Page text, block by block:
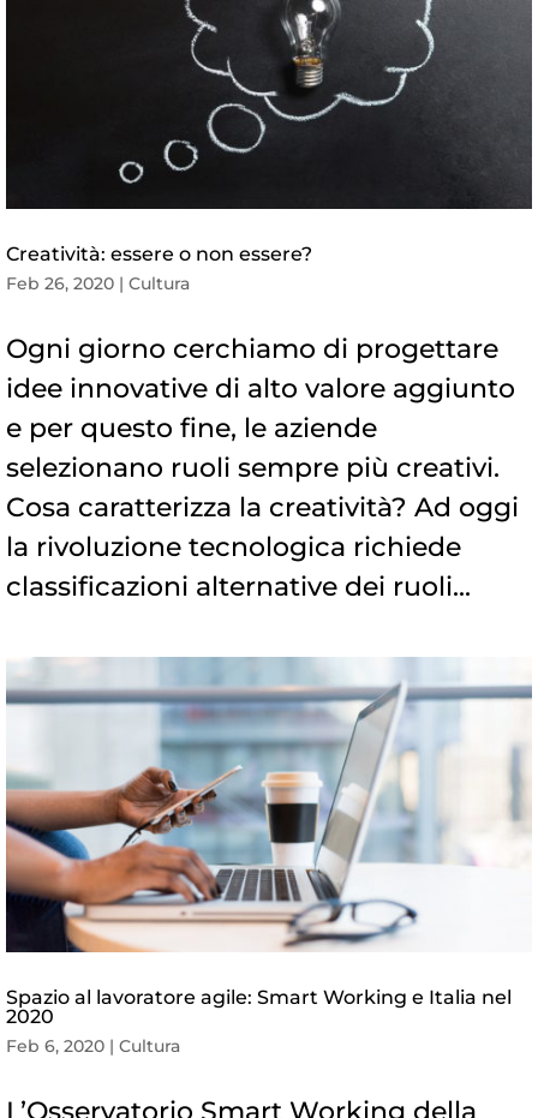
Creatività: essere o non essere?
Feb 26, 2020 | Cultura
Ogni giorno cerchiamo di progettare
idee innovative di alto valore aggiunto
e per questo fine, le aziende
selezionano ruoli sempre più creativi.
Cosa caratterizza la creatività? Ad oggi
la rivoluzione tecnologica richiede
classificazioni alternative dei ruoli...
Spazio al lavoratore agile: Smart Working e Italia nel
2020
Feb 6, 2020 | Cultura